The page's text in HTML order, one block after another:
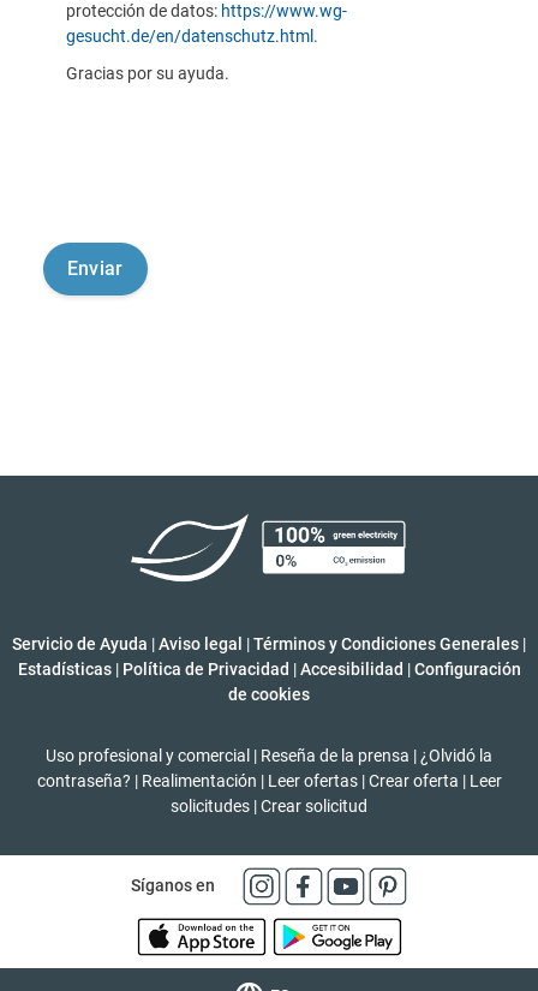
protección de datos: https://www.wg-
gesucht.de/en/datenschutz.html .
Gracias por su ayuda.
Servicio de Ayuda |Aviso legal |Términos y Condiciones Generales |
Estadísticas | Política de Privacidad | Accesibilidad | Configuración
de cookies
Uso profesional y comercial | Reseña de la prensa | ¿Olvidó la
contraseña? | Realimentación | Leer ofertas | Crear oferta | Leer
solicitudes |Crear solicitud
Síganos en